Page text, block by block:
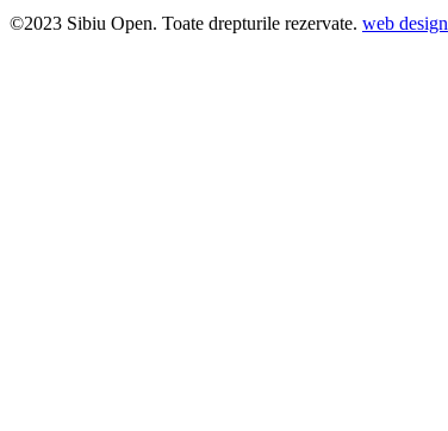
©2023 Sibiu Open. Toate drepturile rezervate. web design